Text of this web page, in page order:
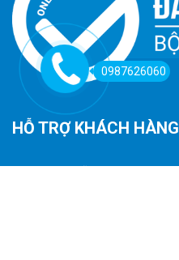
HỖ TRỢ KHÁCH HÀNG
0987626060